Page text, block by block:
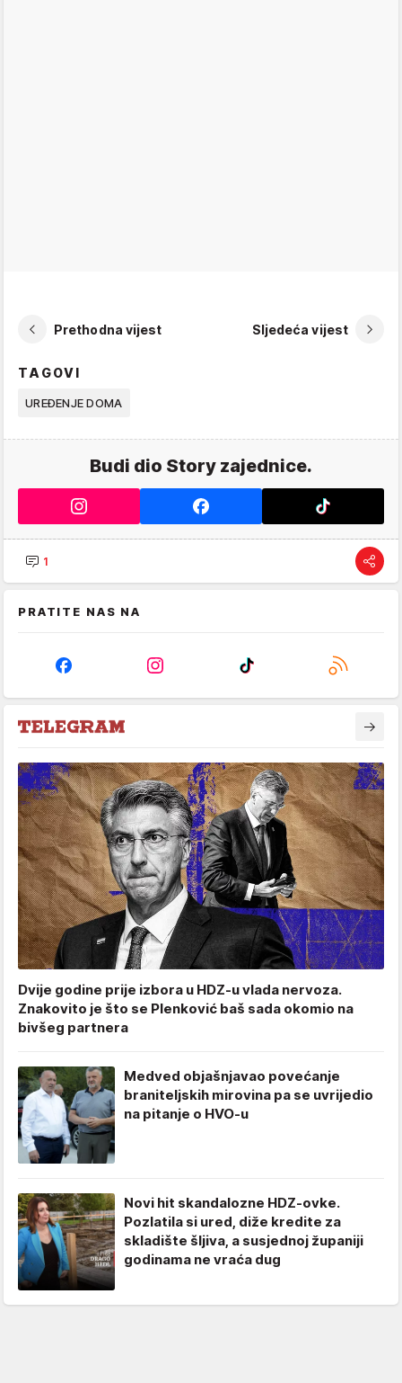
Prethodna vijest Sljedeća vijest
TAGOVI
UREĐENJE DOMA
Budi dio Story zajednice.
1
PRATITE NAS NA
Dvije godine prije izbora u HDZ-u vlada nervoza.
Znakovito je što se Plenković baš sada okomio na
bivšeg partnera
Medved objašnjavao povećanje
braniteljskih mirovina pa se uvrijedio
na pitanje o HVO-u
Novi hit skandalozne HDZ-ovke.
Pozlatila si ured, diže kredite za
skladište šljiva, a susjednoj županiji
godinama ne vraća dug